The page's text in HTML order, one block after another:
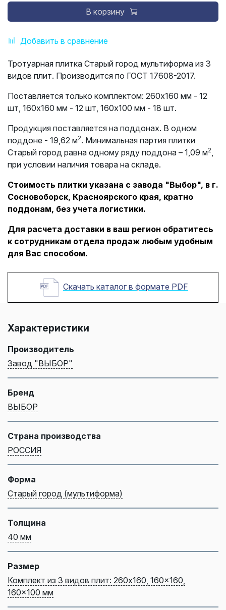
Добавить в сравнение
В корзину
Тротуарная плитка Старый город мультиформа из 3
видов плит. Производится по ГОСТ 17608-2017.
Поставляется только комплектом: 260х160 мм - 12
шт, 160х160 мм - 12 шт, 160х100 мм - 18 шт.
Продукция поставляется на поддонах. В одном
поддоне - 19,62 м2. Минимальная партия плитки
Старый город равна одному ряду поддона – 1,09 м2
при условии наличия товара на складе.
Стоимость плитки указана с завода "Выбор", в г.
Сосновоборск, Красноярского края, кратно
поддонам, без учета логистики.
Для расчета доставки в ваш регион обратитесь
к сотрудникам отдела продаж любым удобным
для Вас способом.
Скачать каталог в формате PDF
Характеристики
Производитель
Завод "ВЫБОР"
Бренд
ВЫБОР
Страна производства
РОССИЯ
Форма
Старый город (мультиформа)
Толщина
40 мм
Размер
Комплект из 3 видов плит: 260x160, 160x160,
160x100 мм